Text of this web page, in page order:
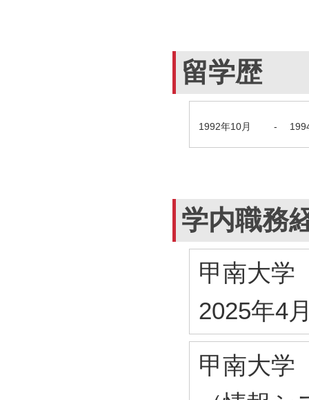
留学歴
1992年10月 -
学内職務
甲南大
2025年4
甲南大